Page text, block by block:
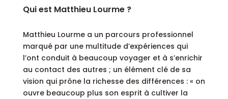
Qui est Matthieu Lourme ?
Matthieu Lourme a un parcours professionnel
marqué par une multitude d’expériences qui
l’ont conduit à beaucoup voyager et à s’enrichir
au contact des autres ; un élément clé de sa
vision qui prône la richesse des différences : « on
ouvre beaucoup plus son esprit à cultiver la